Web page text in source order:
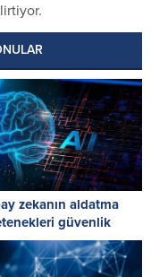
zekanın aldatma
güvenlik
yeni bir seviyeye
ulaştı